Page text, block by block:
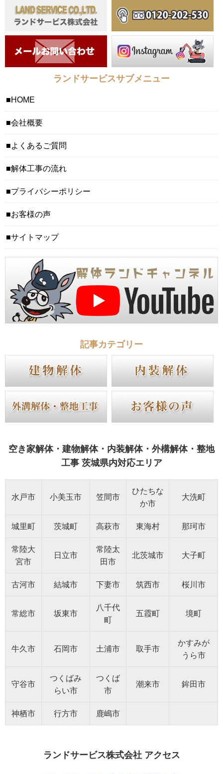
ランドサービスサブメニュー
HOME
会社概要
よくあるご質問
解体工事の流れ
プライバシーポリシー
お客様の声
サイトマップ
記事カテゴリー
空き家解体・建物解体・内装解体・外構解体・整地
工事 茨城県内対応エリア
水戸市 小美玉市 笠間市
ひたちな
か市
大洗町
城里町 茨城町 高萩市 東海村 那珂市
常陸大
宮市
日立市
常陸太
田市
北茨城市 大子町
古河市 結城市 下妻市 筑西市 桜川市
常総市 坂東市
八千代
町
五霞町 境町
牛久市 石岡市 土浦市 取手市
かすみが
うら市
守谷市
つくばみ
らい市
つくば
市
潮来市 鉾田市
神栖市 行方市 鹿嶋市
ランドサービス株式会社 アクセス